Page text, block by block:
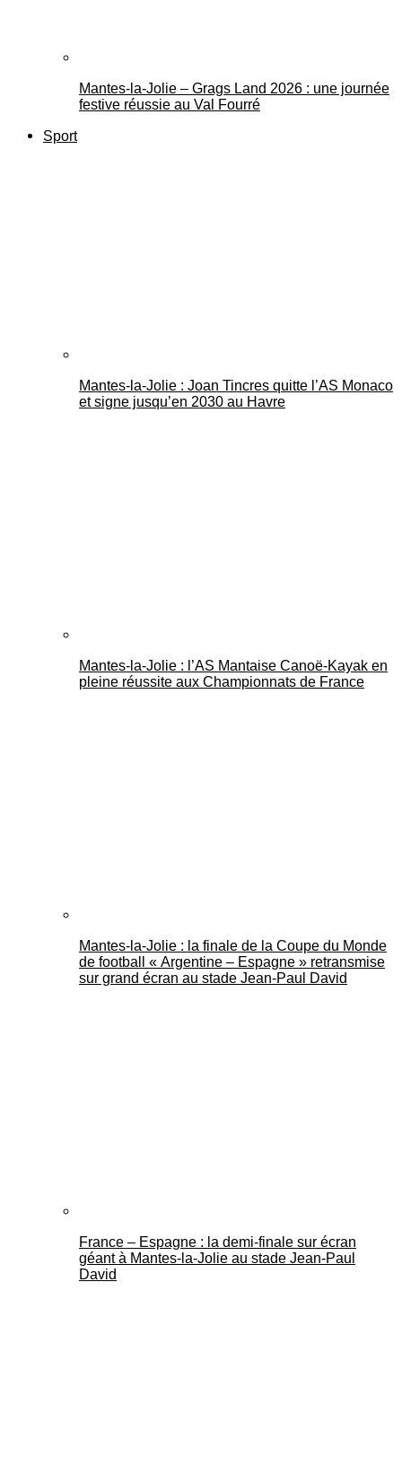
Mantes-la-Jolie – Grags Land 2026 : une journée
festive réussie au Val Fourré
Sport
Mantes-la-Jolie : Joan Tincres quitte l’AS Monaco
et signe jusqu’en 2030 au Havre
Mantes-la-Jolie : l’AS Mantaise Canoë‑Kayak en
pleine réussite aux Championnats de France
Mantes-la-Jolie : la finale de la Coupe du Monde
de football « Argentine – Espagne » retransmise
sur grand écran au stade Jean-Paul David
France – Espagne : la demi-finale sur écran
géant à Mantes-la-Jolie au stade Jean-Paul
David